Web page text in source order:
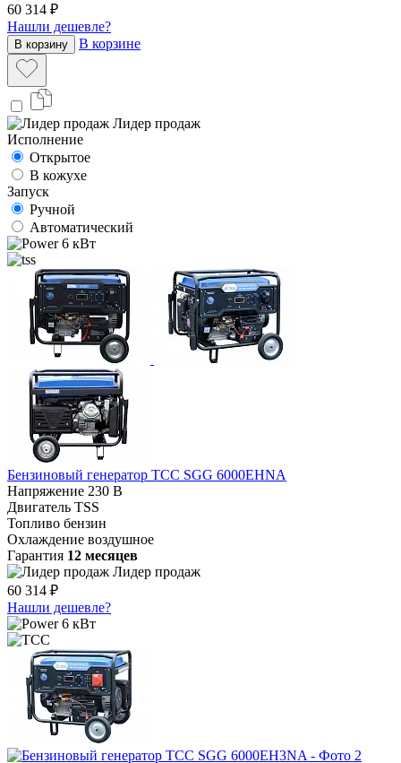
60 314 ₽
Нашли дешевле?
В корзину В корзине
Лидер продаж
Исполнение
Открытое
В кожухе
Запуск
Ручной
Автоматический
6 кВт
Бензиновый генератор ТСС SGG 6000EHNA
Напряжение 230 В
Двигатель TSS
Топливо бензин
Охлаждение воздушное
Гарантия 12 месяцев
Лидер продаж
60 314 ₽
Нашли дешевле?
6 кВт